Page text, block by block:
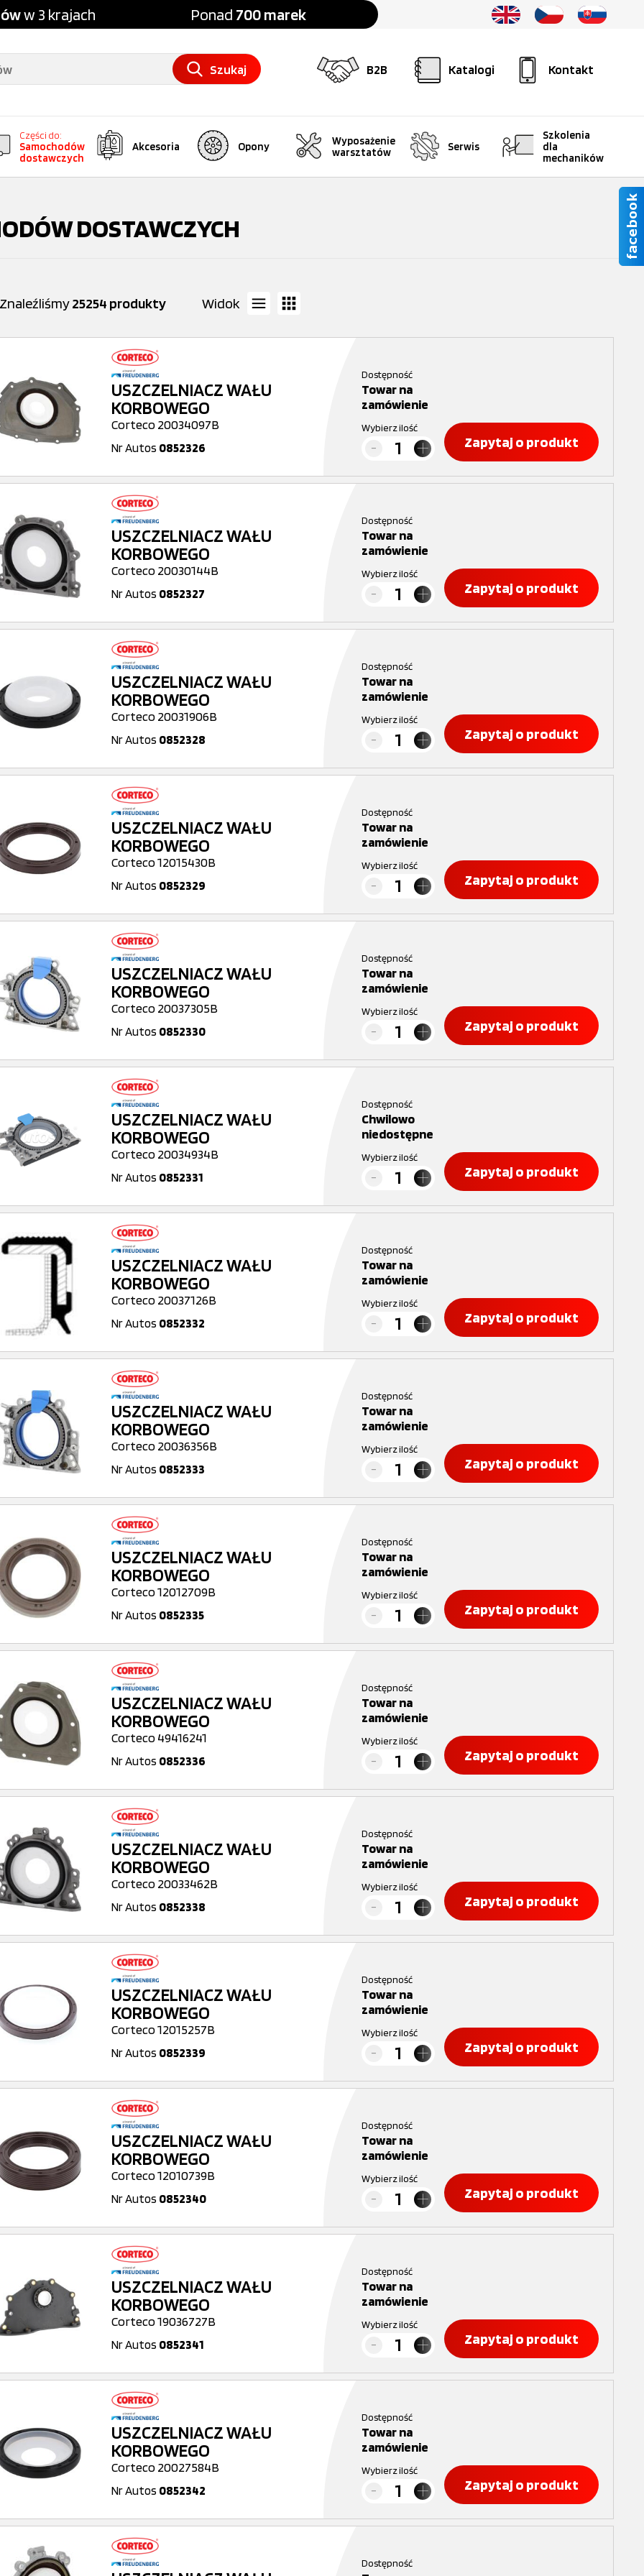
w 3 krajach Ponad 700 marek
B2B Katalogi Kontakt
Szukaj
Części do:
Samochodów
dostawczych
Akcesoria Opony
Wyposażenie
warsztatów
Serwis
Szkolenia
dla
mechaników
DOSTAWCZYCH
Znaleźliśmy25254 produkty Widok
USZCZELNIACZ WAŁU
KORBOWEGO
Corteco 20034097B
Nr Autos 0852326
Dostępność
Towar na
zamówienie
Wybierz ilość
Zapytaj o produkt
USZCZELNIACZ WAŁU
KORBOWEGO
Corteco 20030144B
Nr Autos 0852327
Dostępność
Towar na
zamówienie
Wybierz ilość
Zapytaj o produkt
USZCZELNIACZ WAŁU
KORBOWEGO
Corteco 20031906B
Nr Autos 0852328
Dostępność
Towar na
zamówienie
Wybierz ilość
Zapytaj o produkt
USZCZELNIACZ WAŁU
KORBOWEGO
Corteco 12015430B
Nr Autos 0852329
Dostępność
Towar na
zamówienie
Wybierz ilość
Zapytaj o produkt
USZCZELNIACZ WAŁU
KORBOWEGO
Corteco 20037305B
Nr Autos 0852330
Dostępność
Towar na
zamówienie
Wybierz ilość
Zapytaj o produkt
USZCZELNIACZ WAŁU
KORBOWEGO
Corteco 20034934B
Nr Autos 0852331
Dostępność
Chwilowo
niedostępne
Wybierz ilość
Zapytaj o produkt
USZCZELNIACZ WAŁU
KORBOWEGO
Corteco 20037126B
Nr Autos 0852332
Dostępność
Towar na
zamówienie
Wybierz ilość
Zapytaj o produkt
USZCZELNIACZ WAŁU
KORBOWEGO
Corteco 20036356B
Nr Autos 0852333
Dostępność
Towar na
zamówienie
Wybierz ilość
Zapytaj o produkt
USZCZELNIACZ WAŁU
KORBOWEGO
Corteco 12012709B
Nr Autos 0852335
Dostępność
Towar na
zamówienie
Wybierz ilość
Zapytaj o produkt
USZCZELNIACZ WAŁU
KORBOWEGO
Corteco 49416241
Nr Autos 0852336
Dostępność
Towar na
zamówienie
Wybierz ilość
Zapytaj o produkt
USZCZELNIACZ WAŁU
KORBOWEGO
Corteco 20033462B
Nr Autos 0852338
Dostępność
Towar na
zamówienie
Wybierz ilość
Zapytaj o produkt
USZCZELNIACZ WAŁU
KORBOWEGO
Corteco 12015257B
Nr Autos 0852339
Dostępność
Towar na
zamówienie
Wybierz ilość
Zapytaj o produkt
USZCZELNIACZ WAŁU
KORBOWEGO
Corteco 12010739B
Nr Autos 0852340
Dostępność
Towar na
zamówienie
Wybierz ilość
Zapytaj o produkt
USZCZELNIACZ WAŁU
KORBOWEGO
Corteco 19036727B
Nr Autos 0852341
Dostępność
Towar na
zamówienie
Wybierz ilość
Zapytaj o produkt
USZCZELNIACZ WAŁU
KORBOWEGO
Corteco 20027584B
Nr Autos 0852342
Dostępność
Towar na
zamówienie
Wybierz ilość
Zapytaj o produkt
Dostępność